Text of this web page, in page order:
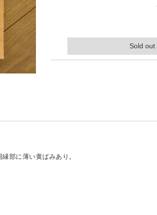
Sold out
部に薄い黄ばみあり。